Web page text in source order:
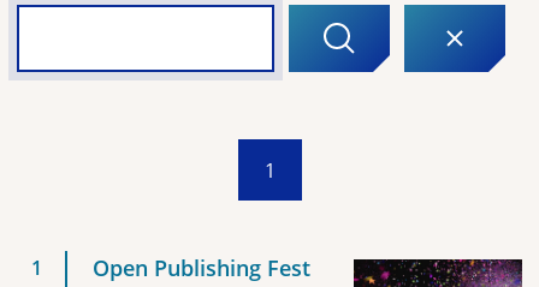
1
Open Publishing Fest